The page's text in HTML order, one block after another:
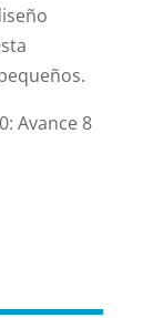
Avance 8